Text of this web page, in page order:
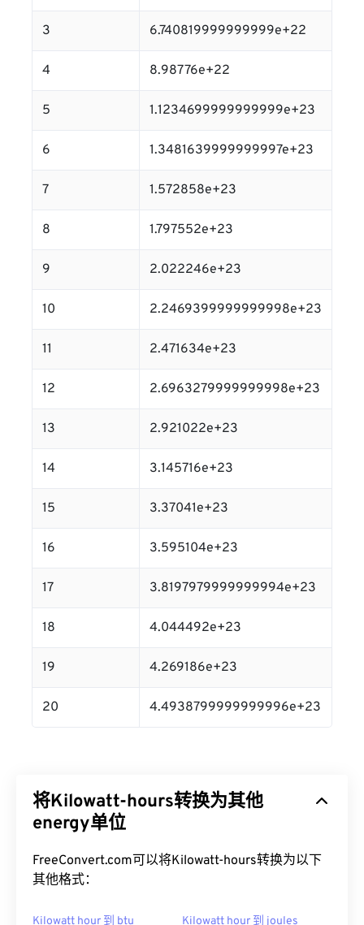
3 6.740819999999999e+22
4 8.98776e+22
5 1.1234699999999999e+23
6 1.3481639999999997e+23
7 1.572858e+23
8 1.797552e+23
9 2.022246e+23
10 2.2469399999999998e+23
11 2.471634e+23
12 2.6963279999999998e+23
13 2.921022e+23
14 3.145716e+23
15 3.37041e+23
16 3.595104e+23
17 3.8197979999999994e+23
18 4.044492e+23
19 4.269186e+23
20 4.4938799999999996e+23
将Kilowatt-hours转换为其他
energy单位
FreeConvert.com可以将Kilowatt-hours转换为以下
其他格式：
Kilowatt hour 到 btu Kilowatt hour 到 joules